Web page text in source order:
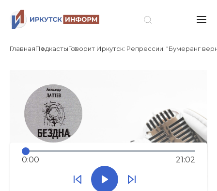
ГлавнаяПодкастыГоворит Иркутск: Репрессии. "Бумеранг
0:00 21:02